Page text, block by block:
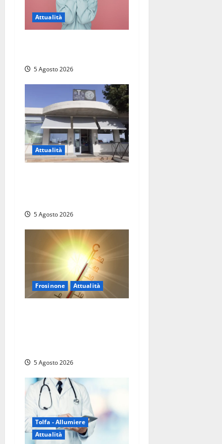
Attualità
5 Agosto 2026
Attualità
5 Agosto 2026
Frosinone Attualità
5 Agosto 2026
Tolfa - Allumiere
Attualità